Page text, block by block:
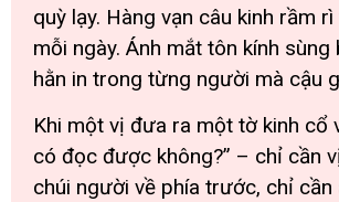
quỳ lạy. Hàng vạn câu kinh rầm
mỗi ngày. Ánh mắt tôn kính
hằn in trong từng người mà cậu
Khi một vị đưa ra một tờ kinh cổ
có đọc được không?” – chỉ cần
chúi người về phía trước, chỉ cần